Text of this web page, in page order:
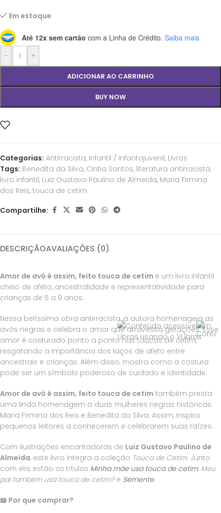
Em estoque
Até 12x sem cartão com a Linha de Crédito. Saiba mais
-
+
ADICIONAR AO CARRINHO
BUY NOW
Categorias: Antirracista, Infantil / Infantojuvenil, Livros
Tags: Benedita da Silva, Cintia Santos, literatura antirracista,
livro infantil, Luiz Gustavo Paulino de Almeida, Maria Firmina
dos Reis, touca de cetim
Compartilhe:
DESCRIÇÃOAVALIAÇÕES (0)
Amor de avó é assim, feito touca de cetim é um livro infantil
cheio de afeto, ancestralidade e representatividade para
crianças de 5 a 9 anos.
Nessa belíssima obra antirracista, a autora homenageia as
avós negras e celebra o amor que atravessa gerações. Esse
amor é costurado ponto a ponto nas toucas de cetim,
resgatando a importância dos laços de afeto entre
ancestrais e crianças. Além disso, mostra como a costura
pode ser um símbolo poderoso de cuidado e identidade.
Amor de avó é assim, feito touca de cetim também presta
uma linda homenagem a duas mulheres negras históricas:
Maria Firmina dos Reis e Benedita da Silva. Assim, inspira
pequenos leitores a conhecerem e celebrarem suas raízes.
Com ilustrações encantadoras de Luiz Gustavo Paulino de
Almeida, este livro integra a coleção Touca de Cetim. Junto
com ela, estão os títulos Minha mãe usa touca de cetim, Meu
pai também usa touca de cetim?e Semente.
📖 Por que comprar?